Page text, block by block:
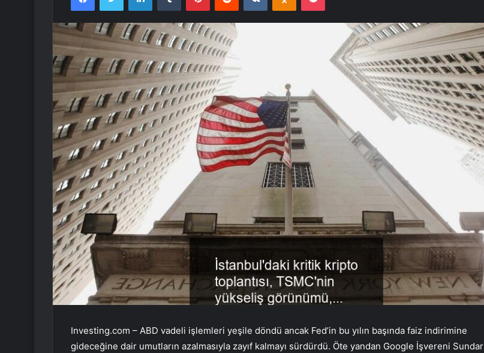
Investing.com – ABD vadeli işlemleri yeşile döndü ancak Fed’in bu yılın başında faiz indirimine
gideceğine dair umutların azalmasıyla zayıf kalmayı sürdürdü. Öte yandan Google İşvereni Sundar